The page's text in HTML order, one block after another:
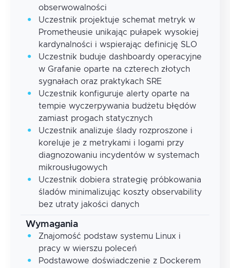
obserwowalności
Uczestnik projektuje schemat metryk w
Prometheusie unikając pułapek wysokiej
kardynalności i wspierając definicję SLO
Uczestnik buduje dashboardy operacyjne
w Grafanie oparte na czterech złotych
sygnałach oraz praktykach SRE
Uczestnik konfiguruje alerty oparte na
tempie wyczerpywania budżetu błędów
zamiast progach statycznych
Uczestnik analizuje ślady rozproszone i
koreluje je z metrykami i logami przy
diagnozowaniu incydentów w systemach
mikrousługowych
Uczestnik dobiera strategię próbkowania
śladów minimalizując koszty observability
bez utraty jakości danych
Wymagania
Znajomość podstaw systemu Linux i
pracy w wierszu poleceń
Podstawowe doświadczenie z Dockerem